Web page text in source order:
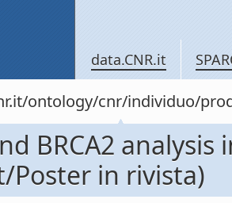
data.CNR.it
ontology/cnr/individuo/
BRCA2
Poster in rivista)